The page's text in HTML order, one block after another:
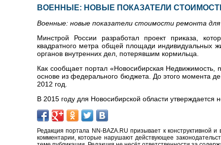
ВОЕННЫЕ: НОВЫЕ ПОКАЗАТЕЛИ
Военные: новые показатели стоимости ремонта
Минстрой России разработал проект приказа,
квадратного метра общей площади индивидуальных
органов внутренних дел, потерявшим кормильца.
Как сообщает портал «Новосибирская Недвижимость,
основе из федерального бюджета. До этого момента
2012 год.
В 2015 году для Новосибирской области утверждается
Редакция портала NN-BAZA.RU призывает к конструктивной
комментарии, которые нарушают действующее